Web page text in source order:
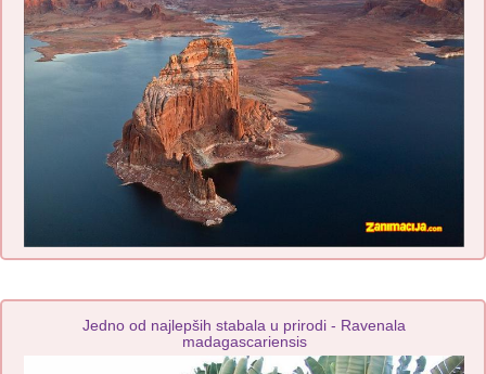
Jedno od najlepših stabala u prirodi - Ravenala
madagascariensis